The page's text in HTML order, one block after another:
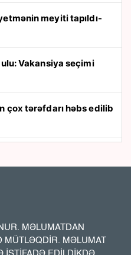
MƏLUMATDAN
MÜTLƏQDİR. MƏLUMAT